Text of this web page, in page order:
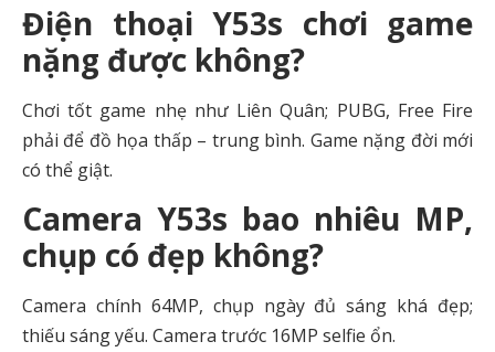
Điện thoại Y53s chơi game
nặng được không?
Chơi tốt game nhẹ như Liên Quân; PUBG, Free Fire
phải để đồ họa thấp – trung bình. Game nặng đời mới
có thể giật.
Camera Y53s bao nhiêu MP,
chụp có đẹp không?
Camera chính 64MP, chụp ngày đủ sáng khá đẹp;
thiếu sáng yếu. Camera trước 16MP selfie ổn.